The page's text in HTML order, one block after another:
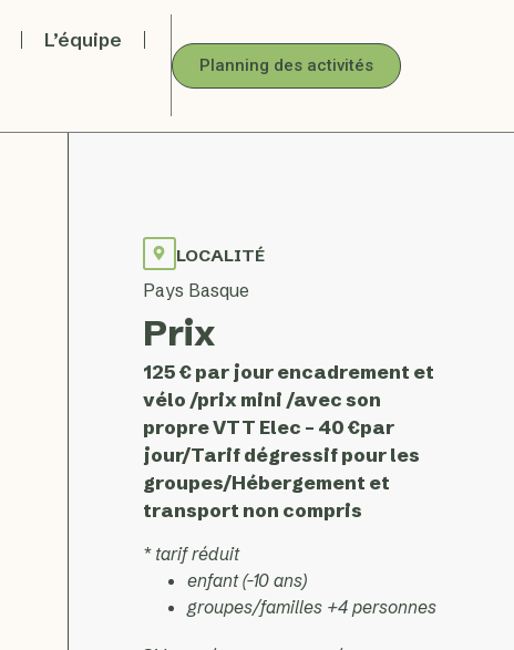
L’équipe
Planning des activités
LOCALITÉ
Pays Basque
Prix
125 € par jour encadrement et
vélo /prix mini /avec son
propre VTT Elec – 40 €par
jour/Tarif dégressif pour les
groupes/Hébergement et
transport non compris
* tarif réduit
enfant (-10 ans)
groupes/familles +4 personnes